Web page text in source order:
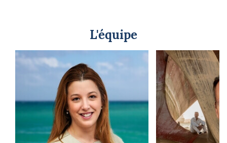
L'équipe